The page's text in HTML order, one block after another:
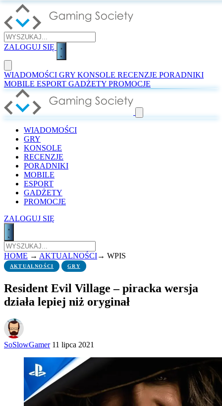
ZALOGUJ SIĘ
WIADOMOŚCI GRY KONSOLE RECENZJE PORADNIKI
MOBILE ESPORT GADŻETY PROMOCJE
WIADOMOŚCI
GRY
KONSOLE
RECENZJE
PORADNIKI
MOBILE
ESPORT
GADŻETY
PROMOCJE
ZALOGUJ SIĘ
HOME → AKTUALNOŚCI→ WPIS
AKTUALNOŚCI GRY
Resident Evil Village – piracka wersja
działa lepiej niż oryginał
SoSlowGamer 11 lipca 2021